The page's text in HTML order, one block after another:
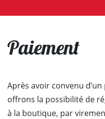
Paiement
Après avoir convenu
offrons la possibilité de
à la boutique, par